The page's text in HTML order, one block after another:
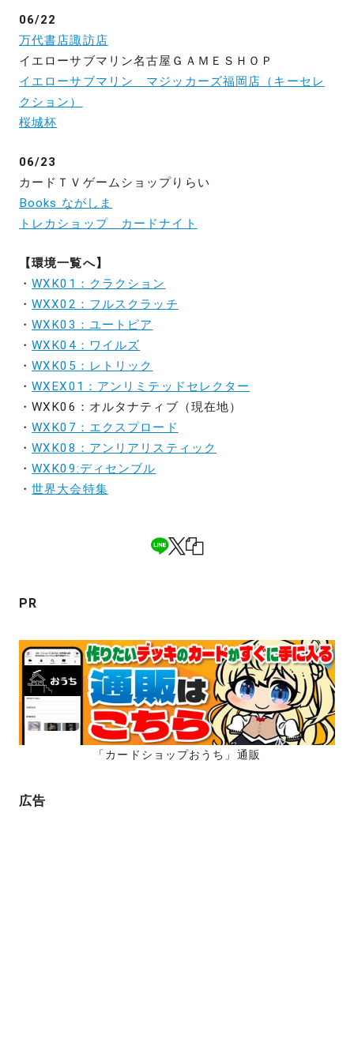
06/22
万代書店諏訪店
イエローサブマリン名古屋ＧＡＭＥＳＨＯＰ
イエローサブマリン マジッカーズ福岡店（キーセレ
クション）
桜城杯
06/23
カードＴＶゲームショップりらい
Books ながしま
トレカショップ カードナイト
【環境一覧へ】
・WXK01：クラクション
・WXX02：フルスクラッチ
・WXK03：ユートピア
・WXK04：ワイルズ
・WXK05：レトリック
・WXEX01：アンリミテッドセレクター
・WXK06：オルタナティブ（現在地）
・WXK07：エクスプロード
・WXK08：アンリアリスティック
・WXK09:ディセンブル
・世界大会特集
PR
「カードショップおうち」通販
広告